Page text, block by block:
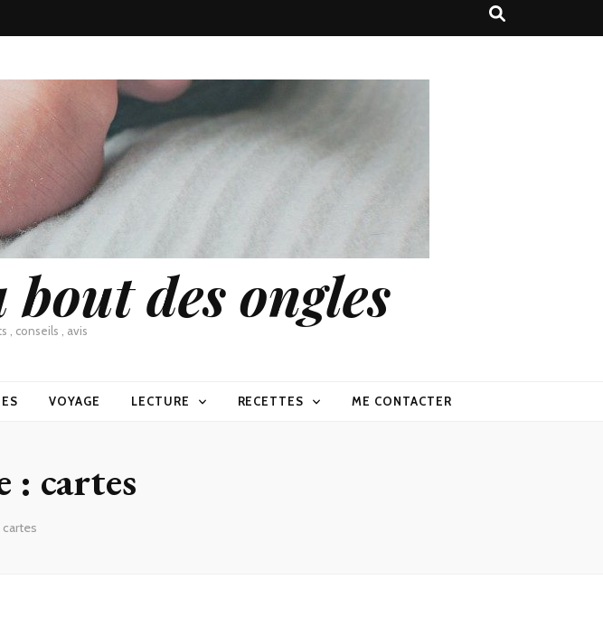
des ongles
, conseils , avis
VOYAGE LECTURE RECETTES ME CONTACTER
: cartes
cartes